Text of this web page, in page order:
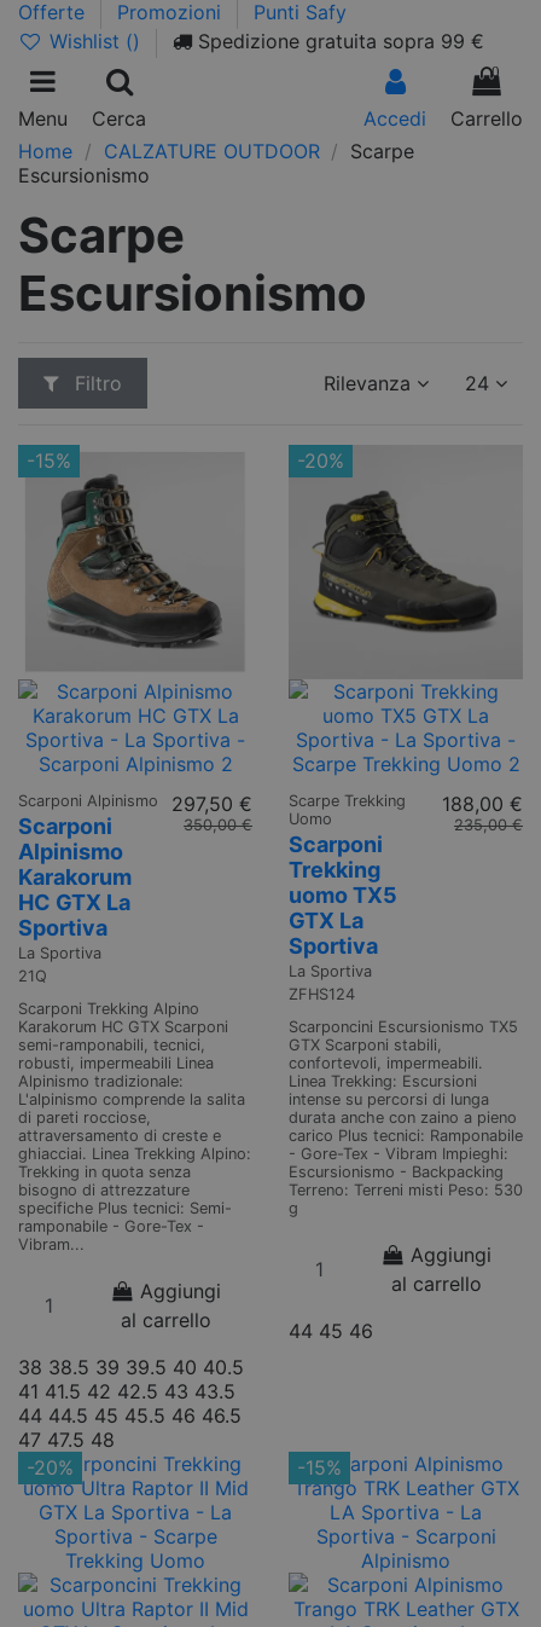
Offerte Promozioni
Punti Safy
Wishlist () Spedizione gratuita sopra 99 €
Menu Cerca Accedi
0
Carrello
Home
CALZATURE OUTDOOR
Scarpe
Escursionismo
Scarpe
Escursionismo
Filtro Rilevanza 24
-15%
Scarponi Alpinismo
Scarponi
Alpinismo
Karakorum
HC GTX La
Sportiva
La Sportiva
21Q
297,50 €
350,00 €
Scarponi Trekking Alpino
Karakorum HC GTX Scarponi
semi-ramponabili, tecnici,
robusti, impermeabili Linea
Alpinismo tradizionale:
L'alpinismo comprende la salita
di pareti rocciose,
attraversamento di creste e
ghiacciai. Linea Trekking Alpino:
Trekking in quota senza
bisogno di attrezzature
specifiche Plus tecnici: Semi-
ramponabile - Gore-Tex -
Vibram...
Aggiungi
al carrello
38 38.5 39 39.5 40 40.5
41 41.5 42 42.5 43 43.5
44 44.5 45 45.5 46 46.5
47 47.5 48
-20%
Scarpe Trekking
Uomo
Scarponi
Trekking
uomo TX5
GTX La
Sportiva
La Sportiva
ZFHS124
188,00 €
235,00 €
Scarponcini Escursionismo TX5
GTX Scarponi stabili,
confortevoli, impermeabili.
Linea Trekking: Escursioni
intense su percorsi di lunga
durata anche con zaino a pieno
carico Plus tecnici: Ramponabile
- Gore-Tex - Vibram Impieghi:
Escursionismo - Backpacking
Terreno: Terreni misti Peso: 530
g
Aggiungi
al carrello
44 45 46
-20% -15%